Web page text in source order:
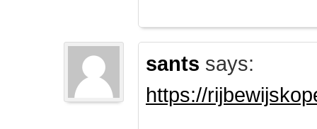
sants says:
https://